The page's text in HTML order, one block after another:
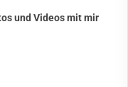
und Videos mit mir